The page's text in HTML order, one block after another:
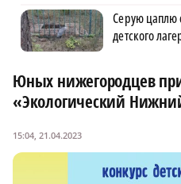
Серую цаплю
детского
Юных нижегородцев
«Экологический
15:04, 21.04.2023